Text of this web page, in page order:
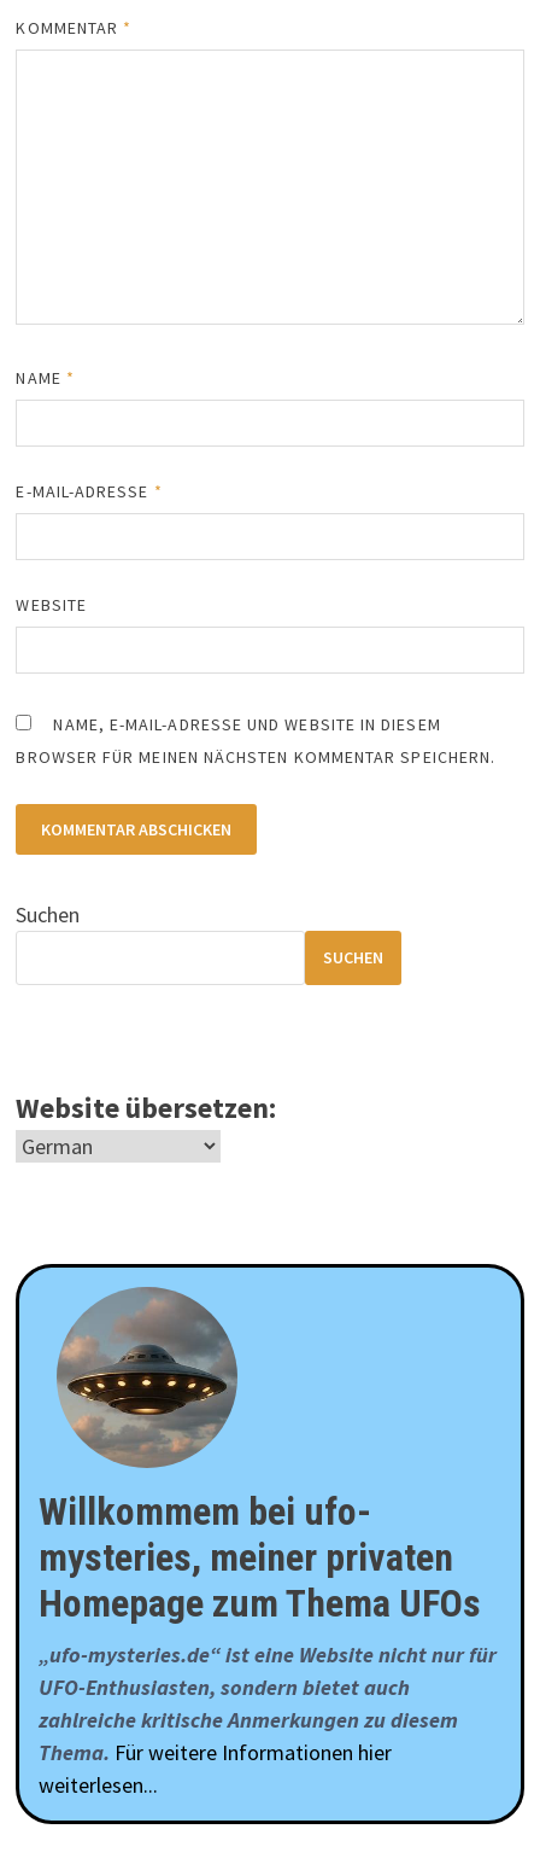
KOMMENTAR *
NAME *
E-MAIL-ADRESSE *
WEBSITE
NAME, E-MAIL-ADRESSE UND WEBSITE IN DIESEM
BROWSER FÜR MEINEN NÄCHSTEN KOMMENTAR SPEICHERN.
Suchen
SUCHEN
Website übersetzen:
Willkommem bei ufo-
mysteries, meiner privaten
Homepage zum Thema UFOs
„ufo-mysteries.de“ ist eine Website nicht nur für
UFO-Enthusiasten, sondern bietet auch
zahlreiche kritische Anmerkungen zu diesem
Thema. Für weitere Informationen hier
weiterlesen...